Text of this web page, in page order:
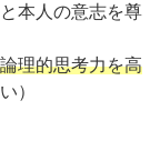
本人の意志を尊
論理的思考力を高
）